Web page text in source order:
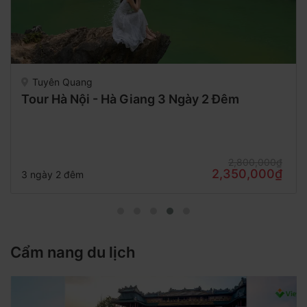
Tuyên Quang
Tour Hà Nội - Hà Giang 3 Ngày 2 Đêm
3 ngày 2 đêm 2,350,000₫
Cẩm nang du lịch